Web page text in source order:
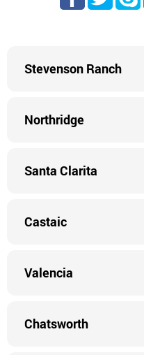
Stevenson Ranch
Northridge
Santa Clarita
Castaic
Valencia
Chatsworth